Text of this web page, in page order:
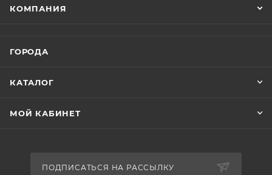
КОМПАНИЯ
ГОРОДА
КАТАЛОГ
МОЙ КАБИНЕТ
ПОДПИСАТЬСЯ НА РАССЫЛКУ